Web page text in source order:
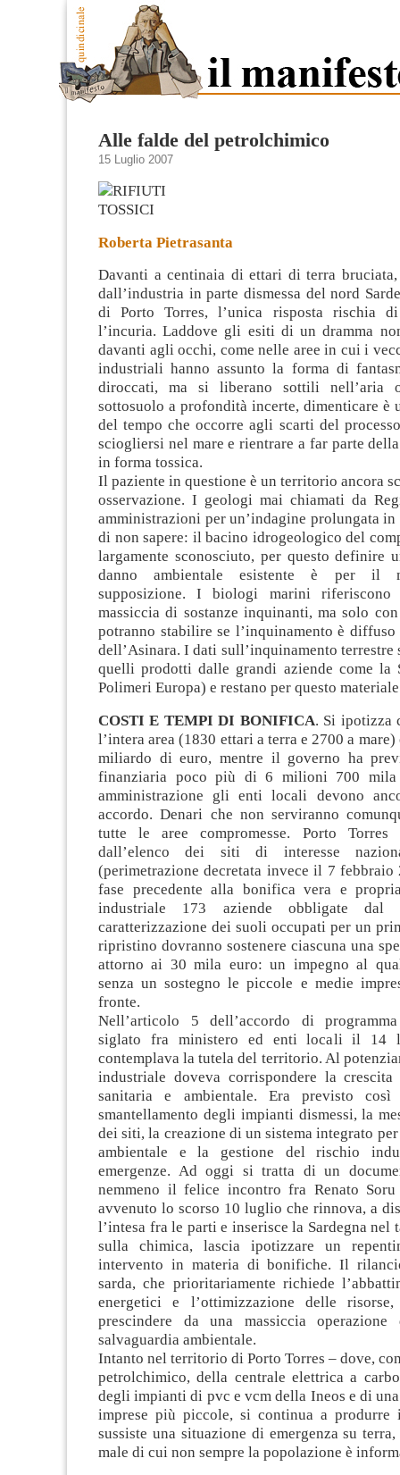
Alle falde del petrolchimico
15 Luglio 2007
Roberta Pietrasanta
Davanti a centinaia di ettari di terra bruciata,
dall’industria in parte dismessa del nord
di Porto Torres, l’unica risposta rischia di
l’incuria. Laddove gli esiti di un dramma
davanti agli occhi, come nelle aree in cui i
industriali hanno assunto la forma di
diroccati, ma si liberano sottili nell’aria
sottosuolo a profondità incerte, dimenticare è
del tempo che occorre agli scarti del
sciogliersi nel mare e rientrare a far parte
in forma tossica.
Il paziente in questione è un territorio ancora
osservazione. I geologi mai chiamati da
amministrazioni per un’indagine prolungata
di non sapere: il bacino idrogeologico del
largamente sconosciuto, per questo definire
danno ambientale esistente è per il
supposizione. I biologi marini riferiscono
massiccia di sostanze inquinanti, ma solo
potranno stabilire se l’inquinamento è
dell’Asinara. I dati sull’inquinamento terrestre
quelli prodotti dalle grandi aziende come la
Polimeri Europa) e restano per questo
COSTI E TEMPI DI BONIFICA. Si ipotizza
l’intera area (1830 ettari a terra e 2700 a
miliardo di euro, mentre il governo ha
finanziaria poco più di 6 milioni 700
amministrazione gli enti locali devono
accordo. Denari che non serviranno
tutte le aree compromesse. Porto Torres
dall’elenco dei siti di interesse
(perimetrazione decretata invece il 7 febbraio
fase precedente alla bonifica vera e
industriale 173 aziende obbligate dal
caratterizzazione dei suoli occupati per un
ripristino dovranno sostenere ciascuna una
attorno ai 30 mila euro: un impegno al
senza un sostegno le piccole e medie
fronte.
Nell’articolo 5 dell’accordo di
siglato fra ministero ed enti locali il 14
contemplava la tutela del territorio. Al
industriale doveva corrispondere la crescita
sanitaria e ambientale. Era previsto
smantellamento degli impianti dismessi, la
dei siti, la creazione di un sistema integrato
ambientale e la gestione del rischio
emergenze. Ad oggi si tratta di un
nemmeno il felice incontro fra Renato
avvenuto lo scorso 10 luglio che rinnova, a
l’intesa fra le parti e inserisce la Sardegna nel
sulla chimica, lascia ipotizzare un
intervento in materia di bonifiche. Il
sarda, che prioritariamente richiede
energetici e l’ottimizzazione delle
prescindere da una massiccia
salvaguardia ambientale.
Intanto nel territorio di Porto Torres – dove,
petrolchimico, della centrale elettrica a
degli impianti di pvc e vcm della Ineos e di
imprese più piccole, si continua a produrre
sussiste una situazione di emergenza su
male di cui non sempre la popolazione è